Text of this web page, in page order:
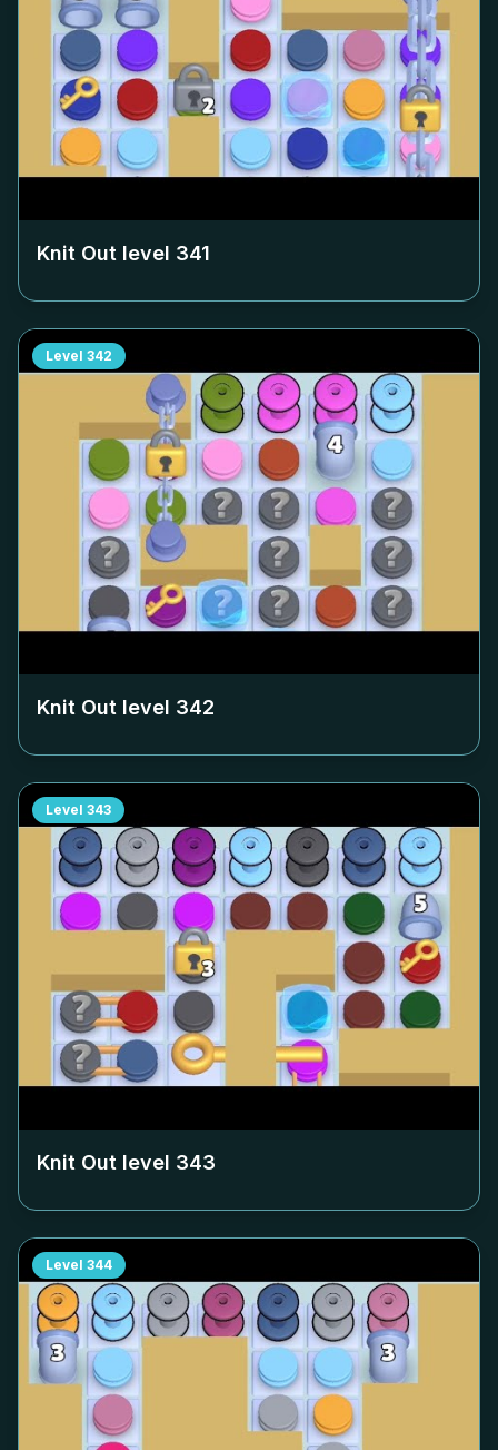
Knit Out level 341
Level 342
Knit Out level 342
Level 343
Knit Out level 343
Level 344